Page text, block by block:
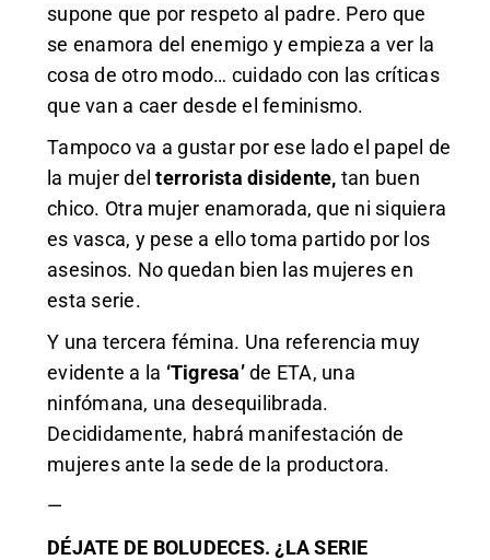
supone que por respeto al padre. Pero que
se enamora del enemigo y empieza a ver la
cosa de otro modo… cuidado con las críticas
que van a caer desde el feminismo.
Tampoco va a gustar por ese lado el papel de
la mujer del terrorista disidente, tan buen
chico. Otra mujer enamorada, que ni siquiera
es vasca, y pese a ello toma partido por los
asesinos. No quedan bien las mujeres en
esta serie.
Y una tercera fémina. Una referencia muy
evidente a la ‘Tigresa’de ETA, una
ninfómana, una desequilibrada.
Decididamente, habrá manifestación de
mujeres ante la sede de la productora.
—
DÉJATE DE BOLUDECES. ¿LA SERIE